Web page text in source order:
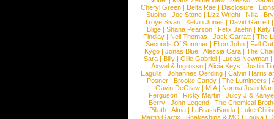
Cheryl Green |Delta Rae |Disclosure |
Supino |Joe Stone |Lizz Wright |Niila |
Troye Sivan | Kelvin Jones | David Garrett
Blige | Shana Pearson | Felix Jaehn | Katy
Findlay |Neil Thomas |Jack Garratt |The
Seconds Of Summer |Elton John |Fall
Kygo |Jonas Blue |Alessia Cara |The
Sara |Billy |Ollie Gabriel |Lucas Newman |
Axwel & Ingrosso | Alicia Keys | Justin
Eagulls |Johannes Oerding |Calvin Harris
Posner |Brooke Candy |The Lumineers |
Gavin DeGraw | MIA| Norma Jean
Ferguson | Ricky Martin | Juicy J &
Berry | John Legend | The Chemical
Pillath |Alma |LaBrassBanda |Luke
Martin Garrix | Snakeships & MO | Louka |